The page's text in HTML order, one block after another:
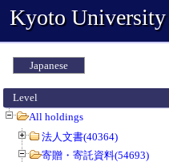
Kyoto University
Japanese
Level
All holdings
法人文書(40364)
寄贈・寄託資料(54693)